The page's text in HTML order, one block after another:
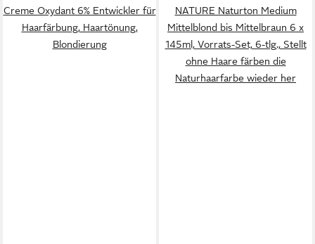
Creme Oxydant 6% Entwickler für
Haarfärbung, Haartönung,
Blondierung
NATURE Naturton Medium
Mittelblond bis Mittelbraun 6 x
145ml, Vorrats-Set, 6-tlg., Stellt
ohne Haare färben die
Naturhaarfarbe wieder her